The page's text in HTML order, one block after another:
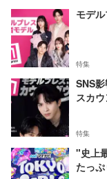
モデ
特集
SNS
スカウ
特集
"史上
たっ